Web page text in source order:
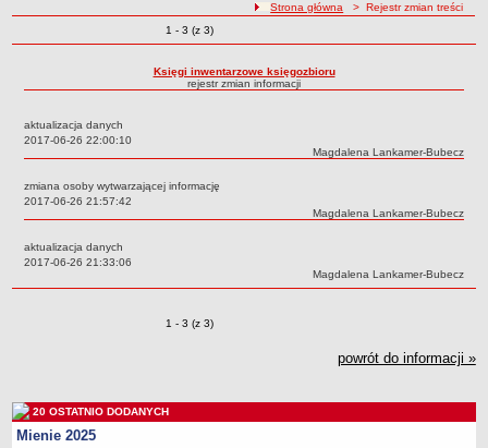
Techniczne Zakłady Naukowe
PRZEDSZKOLA
ARCHIWUM SZKÓŁ I PLACÓWEK
Zlikwidowane gimnazja
Przekształcone szkoły i placówki
Wielofunkcyjna Placówka
SPECJALNE OŚRODKI SZKOLNO-WYCHOWAWCZE
Specjalny Ośrodek nr 1
Majątek
Godziny dyżurów
ścieżka nawigacji
Strona główna > Rejestr zmian treści
Zmiany o pozycjach
1 - 3 (z 3)
Księgi inwentarzowe księgozbioru
rejestr zmian informacji
aktualizacja danych
Data:
2017-06-26 22:00:10
Autor:
Magdalena Lankamer-Bubecz
zmiana osoby wytwarzającej informację
Data:
2017-06-26 21:57:42
Autor:
Magdalena Lankamer-Bubecz
aktualizacja danych
Data:
2017-06-26 21:33:06
Autor:
Magdalena Lankamer-Bubecz
Zmiany o pozycjach
1 - 3 (z 3)
powrót do informacji »
20 OSTATNIO DODANYCH
Mienie 2025